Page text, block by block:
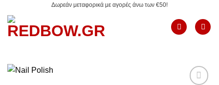
στο
περιεχόμενο
Δωρεάν μεταφορικά με αγορές άνω των €50!